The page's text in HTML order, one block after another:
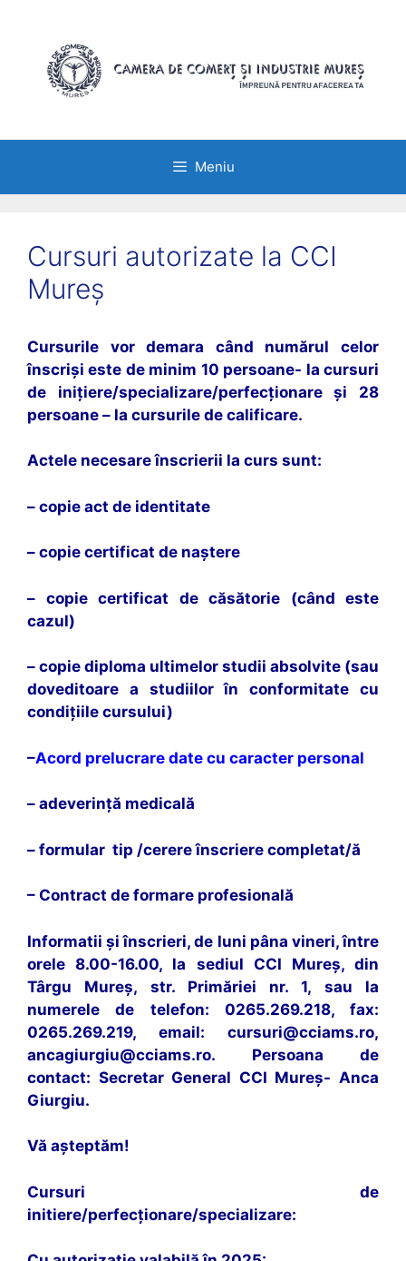
conținut
Meniu
Cursuri autorizate la CCI
Mureș
Cursurile vor demara când numărul celor
înscriși este de minim 10 persoane- la cursuri
de inițiere/specializare/perfecționare și 28
persoane – la cursurile de calificare.
Actele necesare înscrierii la curs sunt:
– copie act de identitate
– copie certificat de naștere
– copie certificat de căsătorie (când este
cazul)
– copie diploma ultimelor studii absolvite (sau
doveditoare a studiilor în conformitate cu
condițiile cursului)
–Acord prelucrare date cu caracter personal
– adeverință medicală
– formular tip /cerere înscriere completat/ă
– Contract de formare profesională
Informatii și înscrieri, de luni pâna vineri, între
orele 8.00-16.00, la sediul CCI Mureș, din
Târgu Mureș, str. Primăriei nr. 1, sau la
numerele de telefon: 0265.269.218, fax:
0265.269.219, email: cursuri@cciams.ro,
ancagiurgiu@cciams.ro. Persoana de
contact: Secretar General CCI Mureș- Anca
Giurgiu.
Vă așteptăm!
Cursuri de
initiere/perfecționare/specializare: